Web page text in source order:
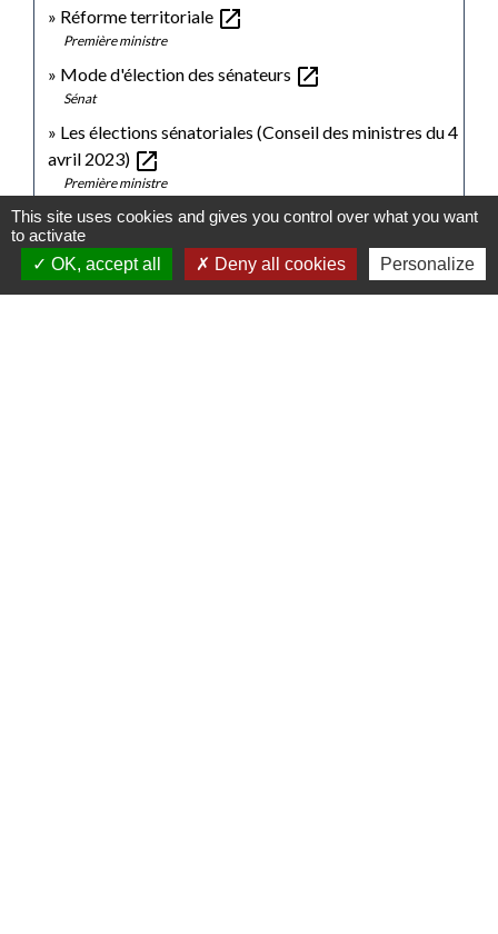
Réforme territoriale open_in_new
Première ministre
Mode d'élection des sénateurs open_in_new
Sénat
Les élections sénatoriales (Conseil des ministres du 4
avril 2023) open_in_new
Première ministre
Signaler une erreur sur cette page
This site uses cookies and gives you control over what you want
to activate
OK, accept all
Deny all cookies Personalize